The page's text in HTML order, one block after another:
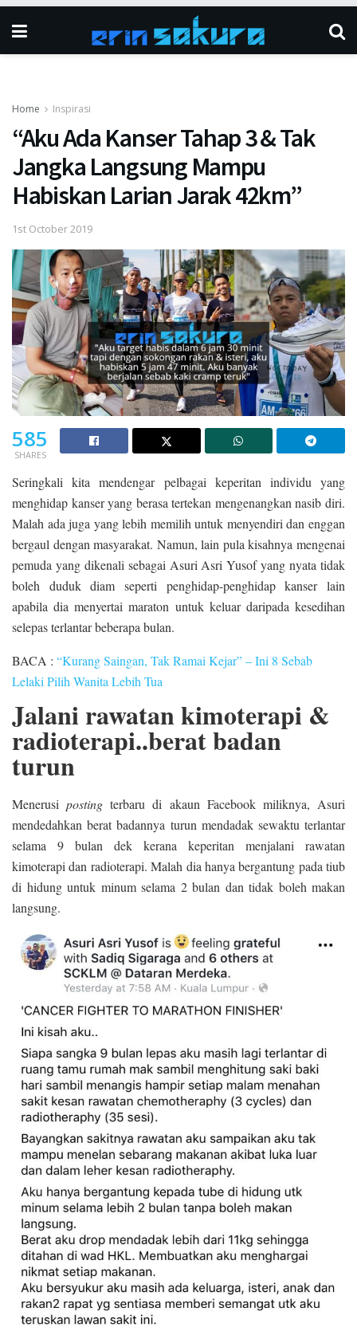
Home Inspirasi
“Aku Ada Kanser Tahap 3 & Tak
Jangka Langsung Mampu
Habiskan Larian Jarak 42km”
1st October 2019
585
SHARES
Seringkali kita mendengar pelbagai keperitan individu yang
menghidap kanser yang berasa tertekan mengenangkan nasib diri.
Malah ada juga yang lebih memilih untuk menyendiri dan enggan
bergaul dengan masyarakat. Namun, lain pula kisahnya mengenai
pemuda yang dikenali sebagai Asuri Asri Yusof yang nyata tidak
boleh duduk diam seperti penghidap-penghidap kanser lain
apabila dia menyertai maraton untuk keluar daripada kesedihan
selepas terlantar beberapa bulan.
BACA : “Kurang Saingan, Tak Ramai Kejar” – Ini 8 Sebab
Lelaki Pilih Wanita Lebih Tua
Jalani rawatan kimoterapi &
radioterapi..berat badan
turun
Menerusiposting terbaru di akaun Facebook miliknya, Asuri
mendedahkan berat badannya turun mendadak sewaktu terlantar
selama 9 bulan dek kerana keperitan menjalani rawatan
kimoterapi dan radioterapi. Malah dia hanya bergantung pada tiub
di hidung untuk minum selama 2 bulan dan tidak boleh makan
langsung.